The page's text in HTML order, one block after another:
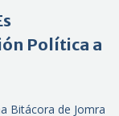
Política a
Bitácora de Jomra